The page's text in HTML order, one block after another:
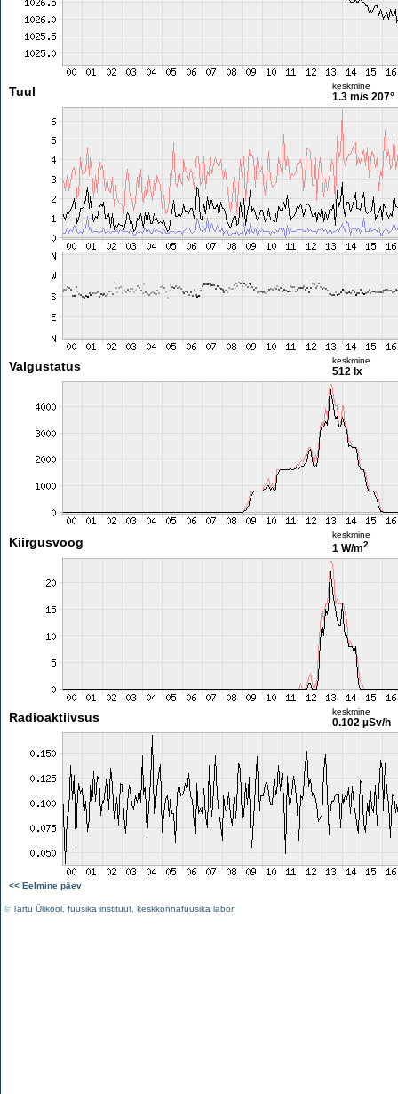
Tuul keskmine
1.3 m/s 207°
Valgustatus keskmine
512 lx
Kiirgusvoog
keskmine
1 W/m2
Radioaktiivsus keskmine
0.102 µSv/h
<< Eelmine päev
©Tartu Ülikool füüsika instituut keskkonnafüüsika labor